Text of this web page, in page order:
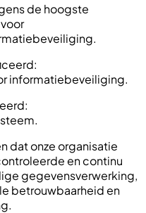
de hoogste
informatiebeveiliging.
dat onze organisatie
en continu
gegevensverwerking,
betrouwbaarheid en